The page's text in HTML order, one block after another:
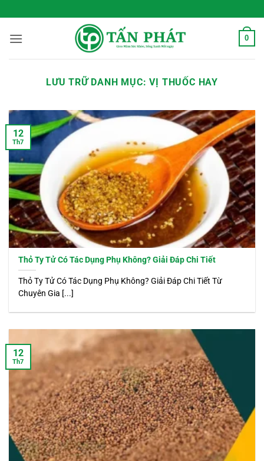
qua
nội
0
LƯU TRỮ DANH MỤC:VỊ THUỐC HAY
Thỏ Ty Tử Có Tác Dụng Phụ Không? Giải Đáp Chi Tiết
Thỏ Ty Tử Có Tác Dụng Phụ Không? Giải Đáp Chi Tiết Từ
Chuyên Gia [...]
12
Th7
12
Th7